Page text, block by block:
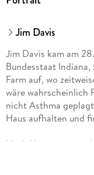
Jim Davis
Jim Davis kam am
Bundesstaat
Farm auf, wo
wäre wahrscheinlich
nicht Asthma
Haus aufhalten und
Nach Universität und